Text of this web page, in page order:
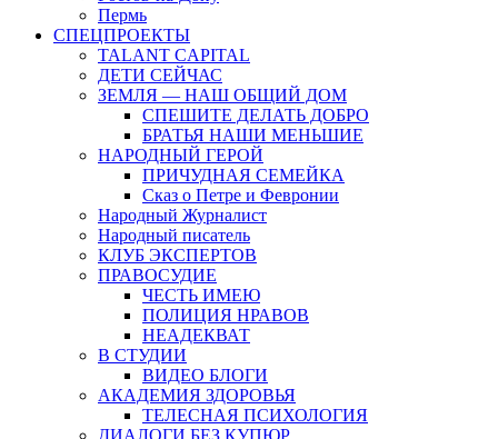
Пермь
СПЕЦПРОЕКТЫ
TALANT CAPITAL
ДЕТИ СЕЙЧАС
ЗЕМЛЯ — НАШ ОБЩИЙ ДОМ
СПЕШИТЕ ДЕЛАТЬ ДОБРО
БРАТЬЯ НАШИ МЕНЬШИЕ
НАРОДНЫЙ ГЕРОЙ
ПРИЧУДНАЯ СЕМЕЙКА
Сказ о Петре и Февронии
Народный Журналист
Народный писатель
КЛУБ ЭКСПЕРТОВ
ПРАВОСУДИЕ
ЧЕСТЬ ИМЕЮ
ПОЛИЦИЯ НРАВОВ
НЕАДЕКВАТ
В СТУДИИ
ВИДЕО БЛОГИ
АКАДЕМИЯ ЗДОРОВЬЯ
ТЕЛЕСНАЯ ПСИХОЛОГИЯ
ДИАЛОГИ БЕЗ КУПЮР